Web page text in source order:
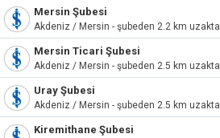
Mersin Şubesi
Akdeniz / Mersin - şubeden 2.2 km uzakta
Mersin Ticari Şubesi
Akdeniz / Mersin - şubeden 2.5 km uzakta
Uray Şubesi
Akdeniz / Mersin - şubeden 2.5 km uzakta
Kiremithane Şubesi